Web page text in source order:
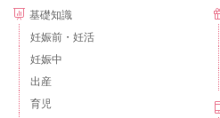
基礎知識
妊娠前・妊活
妊娠中
出産
育児